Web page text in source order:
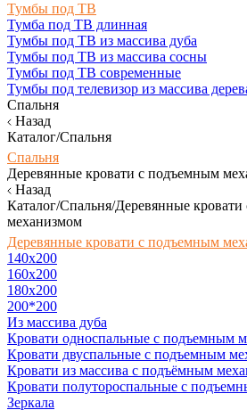
Тумбы под ТВ
Тумба под ТВ длинная
Тумбы под ТВ из массива дуба
Тумбы под ТВ из массива сосны
Тумбы под ТВ современные
Тумбы под телевизор из массива
Спальня
Назад
Каталог/Спальня
Спальня
Деревянные кровати с подъемным
Назад
Каталог/Спальня/Деревянные
механизмом
Деревянные кровати с подъемным
140x200
160х200
180х200
200*200
Из массива дуба
Кровати односпальные с подъемным
Кровати двуспальные с подъемным
Кровати из массива с подъёмным
Кровати полутороспальные с
Зеркала